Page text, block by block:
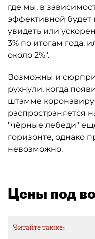
где мы, в
эффективной будет
увидеть или
3% по итогам года,
около 2%".
Возможны и
рухнули, когда
штамме
распространяется
"чёрные лебеди"
горизонте, однако
невозможно.
Цены под
Читайте также: